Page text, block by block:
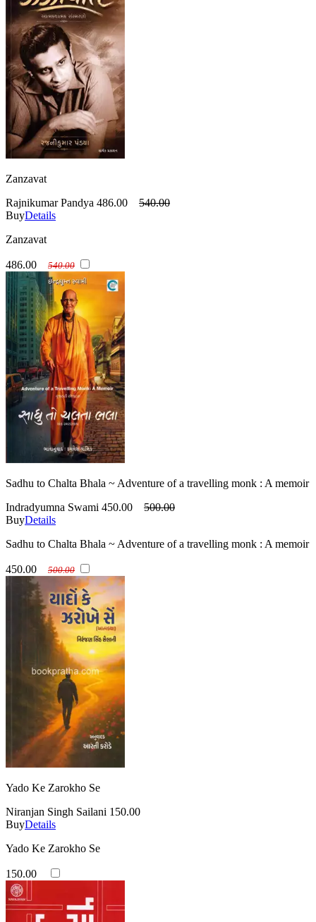
Zanzavat
Rajnikumar Pandya 486.00
540.00
BuyDetails
Zanzavat
486.00 540.00
Sadhu to Chalta Bhala ~ Adventure of a travelling monk : A memoir
Indradyumna Swami 450.00
500.00
BuyDetails
Sadhu to Chalta Bhala ~ Adventure of a travelling monk : A memoir
450.00 500.00
Yado Ke Zarokho Se
Niranjan Singh Sailani 150.00
BuyDetails
Yado Ke Zarokho Se
150.00